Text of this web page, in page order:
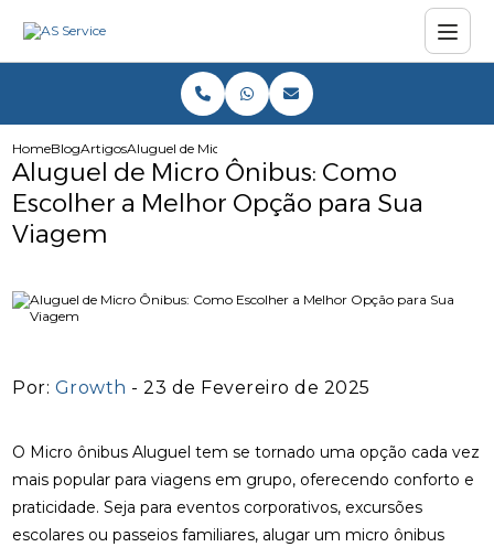
HomeBlogArtigosAluguel de Micro Ônibus: Como Escolher a Melhor
Aluguel de Micro Ônibus: Como
Escolher a Melhor Opção para Sua
Viagem
Por: Growth - 23 de Fevereiro de 2025
O Micro ônibus Aluguel tem se tornado uma opção cada vez
mais popular para viagens em grupo, oferecendo conforto e
praticidade. Seja para eventos corporativos, excursões
escolares ou passeios familiares, alugar um micro ônibus